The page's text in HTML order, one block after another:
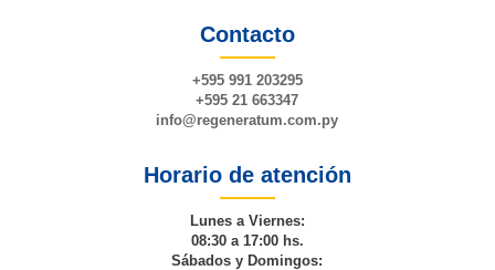
Contacto
+595 991 203295
+595 21 663347
info@regeneratum.com.py
Horario de atención
Lunes a Viernes:
08:30 a 17:00 hs.
Sábados y Domingos: